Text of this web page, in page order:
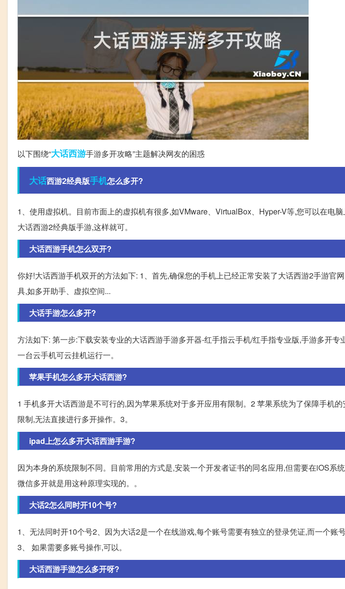
以下围绕“大话西游手游多开攻略”主题解决网友的困惑
大话西游2经典版手机怎么多开?
1、使用虚拟机。目前市面上的虚拟机有很多,如VMware、VirtualBox、Hyper-V等,您可以在电
大话西游2经典版手游,这样就可。
大话西游手机怎么双开?
你好!大话西游手机双开的方法如下: 1、首先,确保您的手机上已经正常安装了大话西游2手游官
具,如多开助手、虚拟空间...
大话手游怎么多开?
方法如下: 第一步:下载安装专业的大话西游手游多开器-红手指云手机/红手指专业版,手游多开专
一台云手机可云挂机运行一。
苹果手机怎么多开大话西游?
1 手机多开大话西游是不可行的,因为苹果系统对于多开应用有限制。2 苹果系统为了保障手机
限制,无法直接进行多开操作。3。
ipad上怎么多开大话西游手游?
因为本身的系统限制不同。目前常用的方式是,安装一个开发者证书的同名应用,但需要在iOS系
微信多开就是用这种原理实现的。。
大话2怎么同时开10个号?
1、无法同时开10个号2、因为大话2是一个在线游戏,每个账号需要有独立的登录凭证,而一个账
3、 如果需要多账号操作,可以。
大话西游手游怎么多开呀?